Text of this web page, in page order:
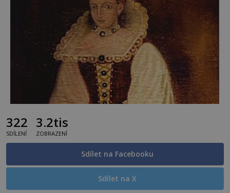
322
SDÍLENÍ
3.2tis
ZOBRAZENÍ
Sdílet na Facebooku
Sdílet na X